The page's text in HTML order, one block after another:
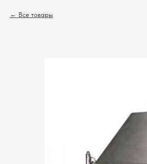
Все товары